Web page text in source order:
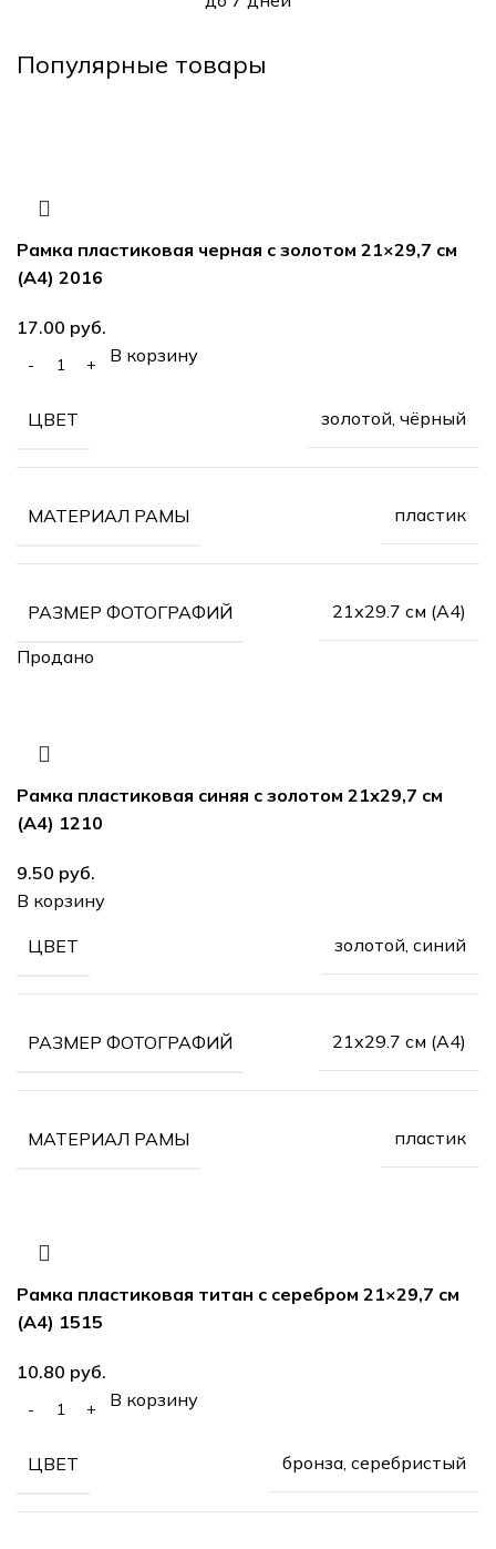
Популярные товары
Рамка пластиковая черная с золотом 21×29,7 см
(А4) 2016
руб.
В корзину
ЦВЕТ золотой, чёрный
МАТЕРИАЛ РАМЫ пластик
РАЗМЕР ФОТОГРАФИЙ 21х29.7 см (А4)
Продано
Рамка пластиковая синяя с золотом 21х29,7 см
(А4) 1210
руб.
В корзину
ЦВЕТ золотой, синий
РАЗМЕР ФОТОГРАФИЙ 21х29.7 см (А4)
МАТЕРИАЛ РАМЫ пластик
Рамка пластиковая титан с серебром 21×29,7 см
(А4) 1515
руб.
В корзину
ЦВЕТ бронза, серебристый